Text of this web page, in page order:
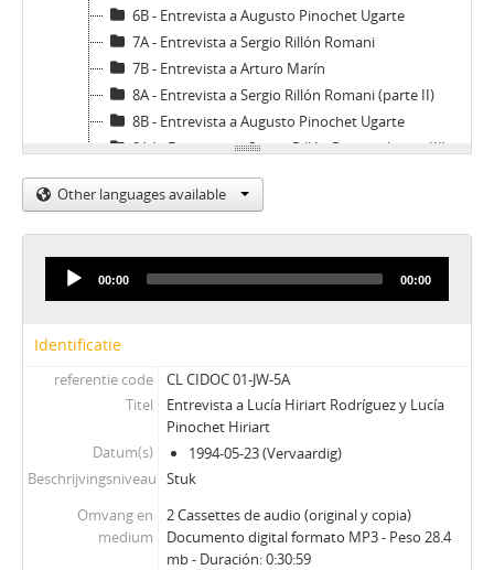
6B - Entrevista a Augusto Pinochet Ugarte
7A - Entrevista a Sergio Rillón Romani
7B - Entrevista a Arturo Marín
8A - Entrevista a Sergio Rillón Romani (parte II)
8B - Entrevista a Augusto Pinochet Ugarte
9A I - Entrevista a Sergio Rillón Romani (parte III)
9A II - Entrevista a Henry Olivi Romagnoli
9B I - Entrevista a Horacio Arce Fernández
10AI - Entrevista a Alfonso Márquez de la Plata
10AII - Entrevista a Jorge Ballerino Standford
11A - Entrevista a Hermógenes Pérez de Arce
Other languages available
Player
00:00 00:00
Identificatie
referentie code
CL CIDOC 01-JW-5A
Titel
Entrevista a Lucía Hiriart Rodríguez y Lucía
Pinochet Hiriart
Datum(s)
1994-05-23 (Vervaardig)
Beschrijvingsniveau Stuk
Omvang en
medium
2 Cassettes de audio (original y copia)
Documento digital formato MP3 - Peso 28.4
mb - Duración: 0:30:59